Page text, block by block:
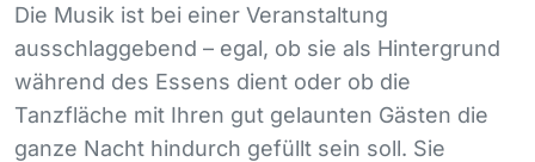
Die Musik ist bei einer Veranstaltung
ausschlaggebend – egal, ob sie als Hintergrund
während des Essens dient oder ob die
Tanzfläche mit Ihren gut gelaunten Gästen die
ganze Nacht hindurch gefüllt sein soll. Sie